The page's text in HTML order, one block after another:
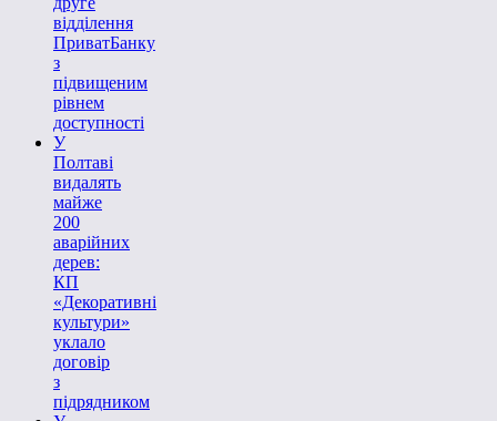
відділення
ПриватБанку
з
підвищеним
рівнем
доступності
У
Полтаві
видалять
майже
200
аварійних
дерев:
КП
«Декоративні
культури»
уклало
договір
з
підрядником